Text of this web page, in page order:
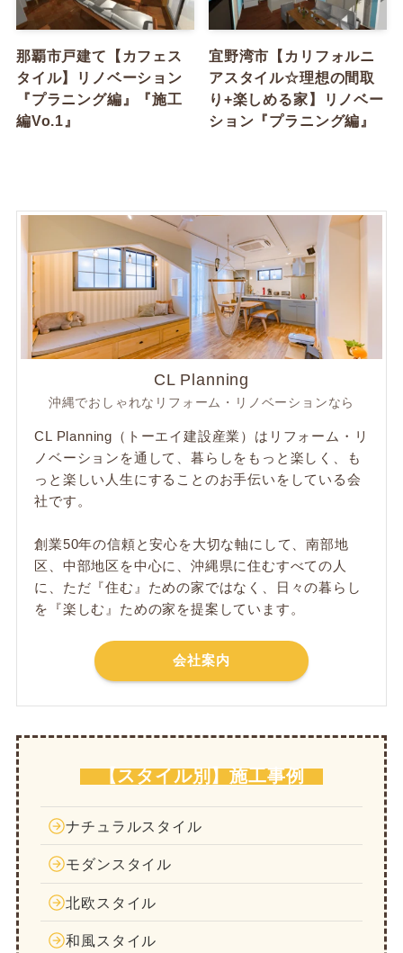
那覇市戸建て【カフェス
タイル】リノベーション
『プラニング編』『施工
編Vo.1』
宜野湾市【カリフォルニ
アスタイル☆理想の間取
り+楽しめる家】リノベー
ション『プラニング編』
CL Planning
沖縄でおしゃれなリフォーム・リノベーションなら
CL Planning（トーエイ建設産業）はリフォーム・リ
ノベーションを通して、暮らしをもっと楽しく、も
っと楽しい人生にすることのお手伝いをしている会
社です。
創業50年の信頼と安心を大切な軸にして、南部地
区、中部地区を中心に、沖縄県に住むすべての人
に、ただ​『住む』ための家ではなく、日々の暮らし
を『楽しむ』ための家を提案しています。
会社案内
【スタイル別】施工事例
ナチュラルスタイル
モダンスタイル
北欧スタイル
和風スタイル